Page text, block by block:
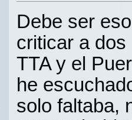
Debe ser
criticar a
TTA y el
he
solo faltaba,